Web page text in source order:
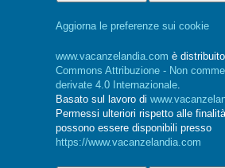
Aggiorna le preferenze sui cookie
www.vacanzelandia.com è
Commons Attribuzione - Non
derivate 4.0 Internazionale.
Basato sul lavoro di
Permessi ulteriori rispetto alle
possono essere disponibili presso
https://www.vacanzelandia.com